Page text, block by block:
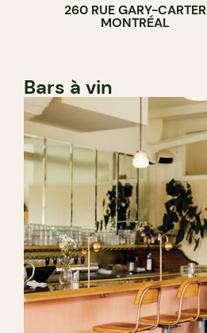
260 RUE GARY-CARTER
MONTRÉAL
Bars à vin